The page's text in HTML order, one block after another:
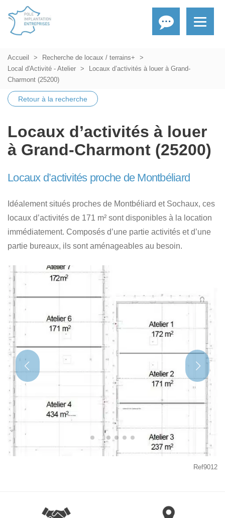
Accueil
Recherche de locaux / terrains+
Local d'Activité - Atelier
Locaux d’activités à louer à Grand-
Charmont (25200)
Retour à la recherche
Locaux d’activités à louer
à Grand-Charmont (25200)
Locaux d’activités proche de Montbéliard
Idéalement situés proches de Montbéliard et Sochaux, ces
locaux d’activités de 171 m² sont disponibles à la location
immédiatement. Composés d’une partie activités et d’une
partie bureaux, ils sont aménageables au besoin.
Ref9012